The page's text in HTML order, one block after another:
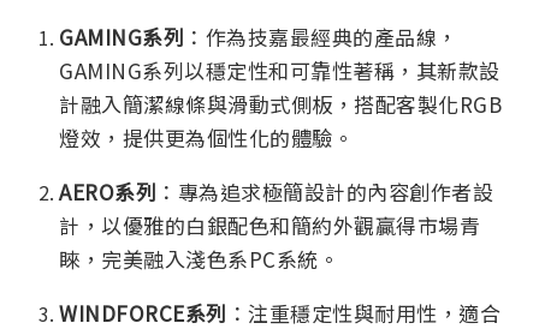
GAMING系列 ：作為技嘉最經典的產品線，
GAMING系列以穩定性和可靠性著稱，其新款設
計融入簡潔線條與滑動式側板，搭配客製化RGB
燈效，提供更為個性化的體驗。
AERO系列 ：專為追求極簡設計的內容創作者設
計，以優雅的白銀配色和簡約外觀贏得市場青
睞，完美融入淺色系PC系統。
WINDFORCE系列 ：注重穩定性與耐用性，適合